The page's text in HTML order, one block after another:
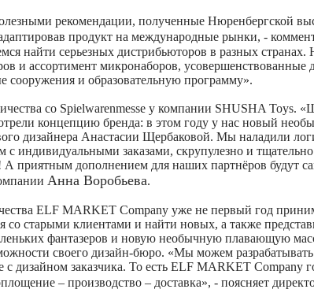
рекомендации, полученные Нюренбергской
продукт на международные рынки, -
найти серьезных дистрибьюторов в разных
и ассортимент микронаборов, усовершенствованные
сооружения и образовательную программу».
со Spielwarenmesse у компании SHUSHA Toys.
концепцию бренда: в этом году у нас новый
дизайнера Анастасии Щербаковой. Мы наладили
с индивидуальными заказами, скрупулезно и
А приятным дополнением для наших партнёров будут
Анна Воробьева.
ELF MARKET Company уже не первый год
со старыми клиентами и найти новых, а также
фантазеров и новую необычную плавающую
своего дизайн-бюро. «Мы можем
дизайном заказчика. То есть ELF MARKET Company
– производство – доставка», - поясняет